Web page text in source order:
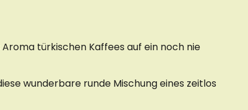
türkischen Kaffees auf ein noch nie
wunderbare runde Mischung eines zeitlos